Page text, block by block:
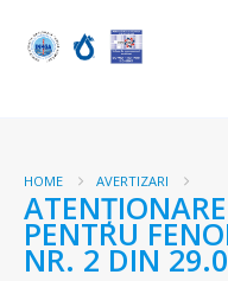
HOME AVERTIZARI
PENTRU
NR. 2 DIN